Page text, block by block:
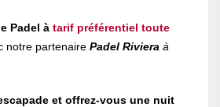
Padel à tarif préférentiel toute
notre partenaire Padel Riviera à
et offrez-vous une nuit